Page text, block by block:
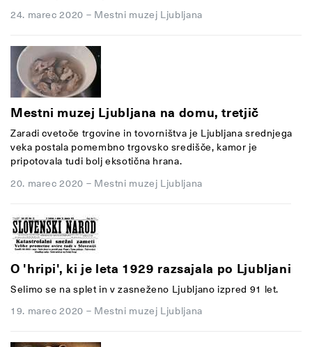
24. marec 2020 – Mestni muzej Ljubljana
Mestni muzej Ljubljana na domu, tretjič
Zaradi cvetoče trgovine in tovorništva je Ljubljana srednjega
veka postala pomembno trgovsko središče, kamor je
pripotovala tudi bolj eksotična hrana.
20. marec 2020 – Mestni muzej Ljubljana
O 'hripi', ki je leta 1929 razsajala po Ljubljani
Selimo se na splet in v zasneženo Ljubljano izpred 91 let.
19. marec 2020 – Mestni muzej Ljubljana